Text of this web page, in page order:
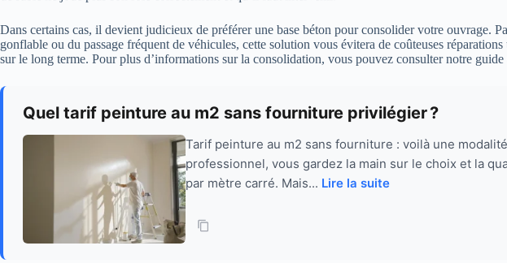
Dans certains cas, il devient judicieux de préférer une base béton pour consolider votre ouvrage.
gonflable ou du passage fréquent de véhicules, cette solution vous évitera de coûteuses
sur le long terme. Pour plus d’informations sur la consolidation, vous pouvez consulter notre guide
Quel tarif peinture au m2 sans fourniture privilégier ?
Tarif peinture au m2 sans fourniture : voilà une
professionnel, vous gardez la main sur le choix et la
par mètre carré. Mais... Lire la suite